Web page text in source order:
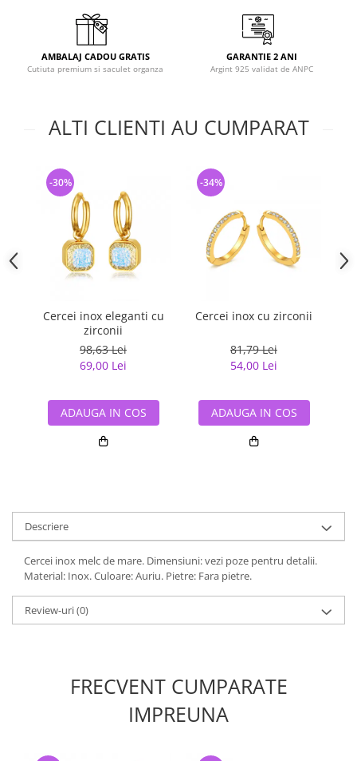
AMBALAJ CADOU GRATIS
Cutiuta premium si saculet organza
GARANTIE 2 ANI
Argint 925 validat de ANPC
ALTI CLIENTI AU CUMPARAT
Cercei inox eleganti cu
zirconii
98,63 Lei
69,00 Lei
-30%
ADAUGA IN COS
Cercei inox cu zirconii
81,79 Lei
54,00 Lei
-34%
ADAUGA IN COS
Descriere
Cercei inox melc de mare. Dimensiuni: vezi poze pentru detalii.
Material: Inox. Culoare: Auriu. Pietre: Fara pietre.
Review-uri(0)
FRECVENT CUMPARATE
IMPREUNA